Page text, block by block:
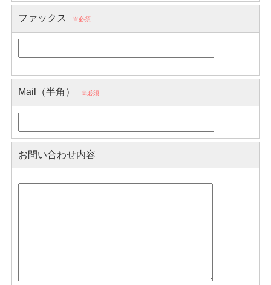
ファックス ※必須
Mail（半角） ※必須
お問い合わせ内容